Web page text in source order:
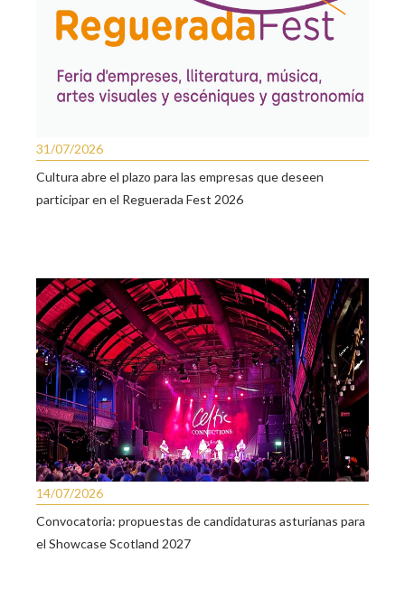
31/07/2026
Cultura abre el plazo para las empresas que deseen
participar en el Reguerada Fest 2026
14/07/2026
Convocatoria: propuestas de candidaturas asturianas para
el Showcase Scotland 2027